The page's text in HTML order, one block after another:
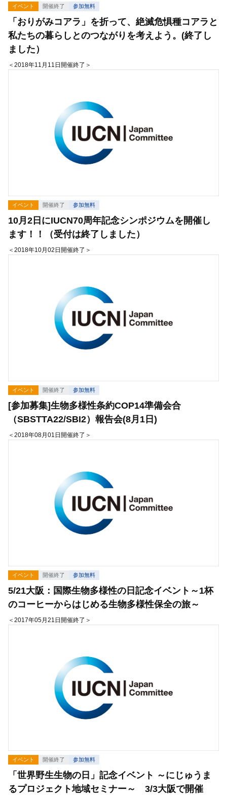
イベント 開催終了 参加無料
「おりがみコアラ」を折って、絶滅危惧種コアラと
私たちの暮らしとのつながりを考えよう。(終了し
ました）
＜2018年11月11日開催終了＞
イベント 開催終了 参加無料
10月2日にIUCN70周年記念シンポジウムを開催し
ます！！（受付は終了しました）
＜2018年10月02日開催終了＞
イベント 開催終了 参加無料
[参加募集]生物多様性条約COP14準備会合
（SBSTTA22/SBI2）報告会(8月1日)
＜2018年08月01日開催終了＞
イベント 開催終了 参加無料
5/21大阪：国際生物多様性の日記念イベント～1杯
のコーヒーからはじめる生物多様性保全の旅～
＜2017年05月21日開催終了＞
イベント 開催終了 参加無料
「世界野生生物の日」記念イベント ～にじゅうま
るプロジェクト地域セミナー～ 3/3大阪で開催